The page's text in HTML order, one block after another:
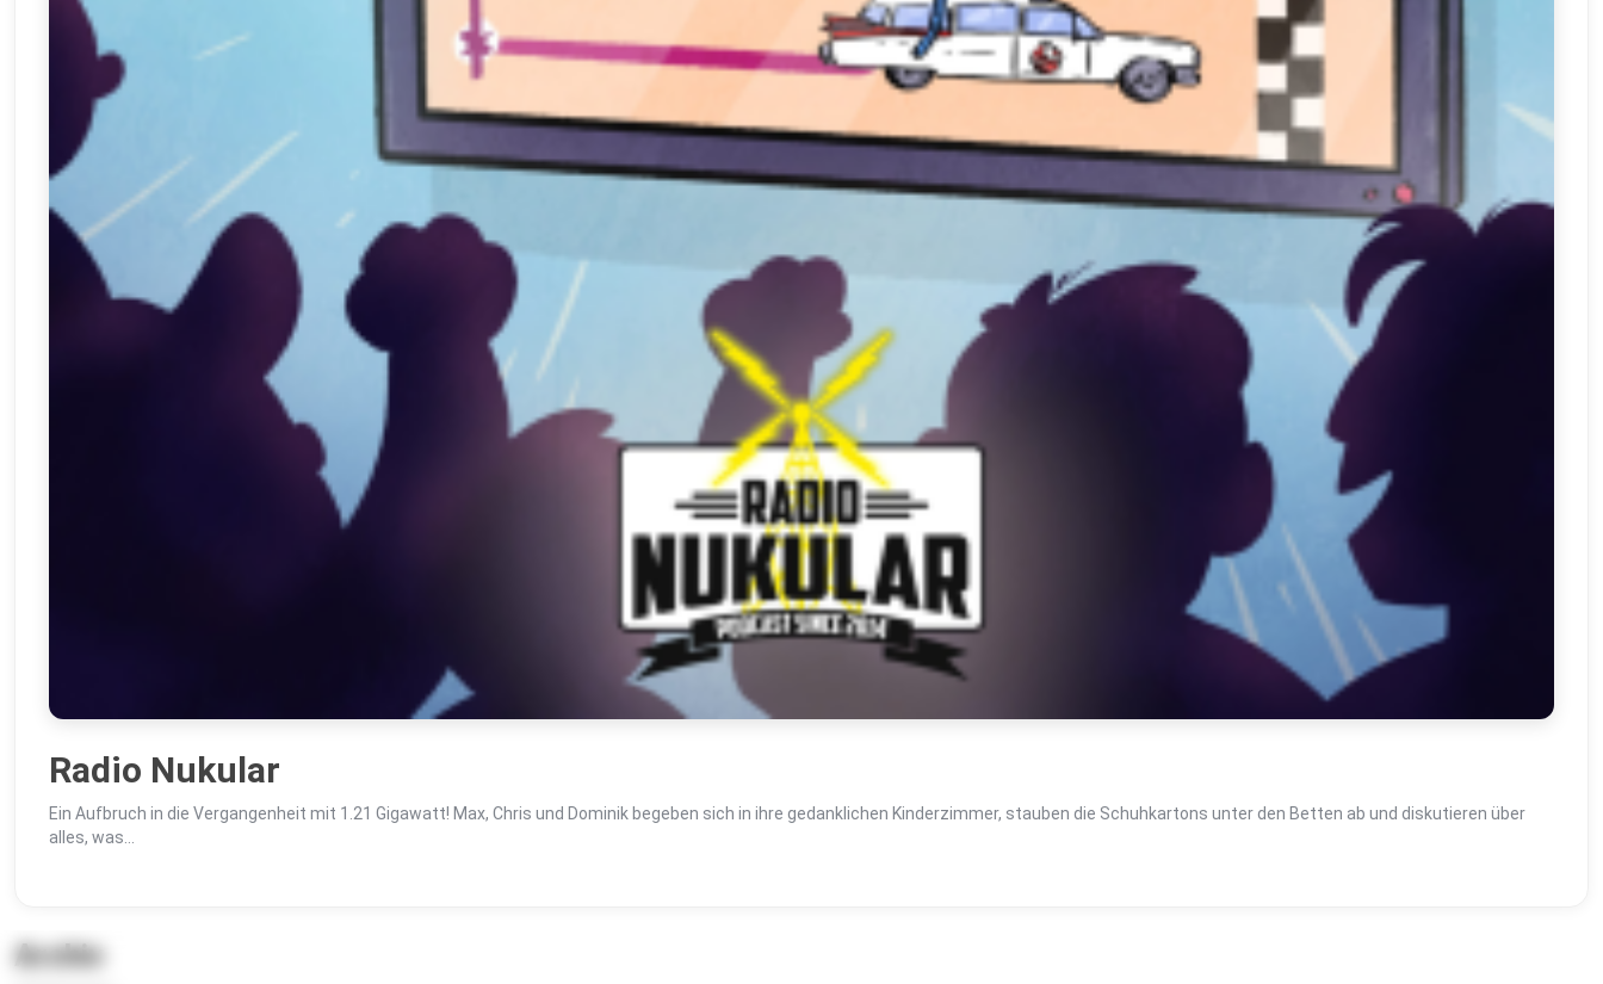
Archiv
Radio Nukular
Ein Aufbruch in die Vergangenheit mit 1.21 Gigawatt! Max, Chris und Dominik begeben sich in ihre gedanklichen Kinderzimmer, stauben die Schuhkartons unter den Betten ab und diskutieren über
alles, was...